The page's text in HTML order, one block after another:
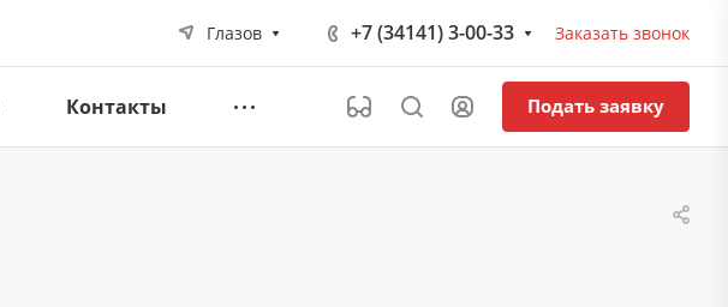
Глазов +7 (34141) 3-00-33 Заказать звонок
Контакты Подать заявку